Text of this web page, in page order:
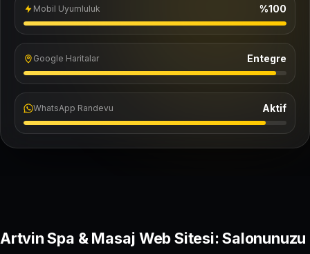
Mobil Uyumluluk %100
Google Haritalar Entegre
WhatsApp Randevu Aktif
Artvin Spa & Masaj Web Sitesi: Salonunuzu